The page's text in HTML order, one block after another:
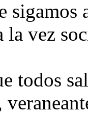
la vez
todos